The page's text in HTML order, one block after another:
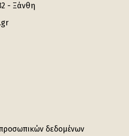
- Ξάνθη
δεδομένων